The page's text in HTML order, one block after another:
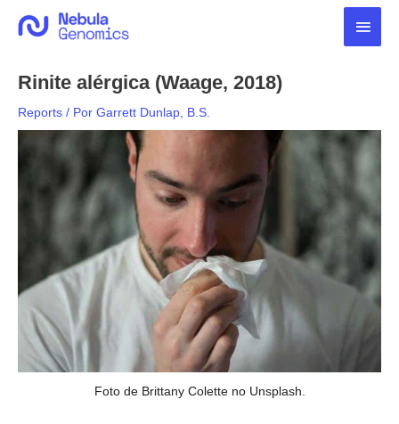
para
Rinite alérgica (Waage, 2018)
Reports / Por Garrett Dunlap, B.S.
Foto de Brittany Colette no Unsplash.